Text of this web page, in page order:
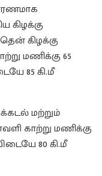
கிழக்கு
கிழக்கு
மணிக்கு 65
85 கி.மீ
மற்றும்
காற்று மணிக்கு
80 கி.மீ